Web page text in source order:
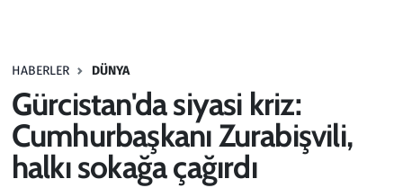
HABERLER DÜNYA
Gürcistan'da siyasi kriz:
Cumhurbaşkanı Zurabişvili,
halkı sokağa çağırdı
Haber
Kültür Sanat
Kurumsal Haberler